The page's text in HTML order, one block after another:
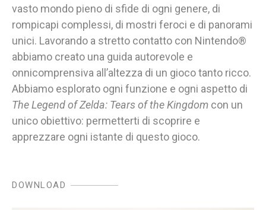
vasto mondo pieno di sfide di ogni genere, di
rompicapi complessi, di mostri feroci e di panorami
unici. Lavorando a stretto contatto con Nintendo®
abbiamo creato una guida autorevole e
onnicomprensiva all’altezza di un gioco tanto ricco.
Abbiamo esplorato ogni funzione e ogni aspetto di
The Legend of Zelda: Tears of the Kingdom con un
unico obiettivo: permetterti di scoprire e
apprezzare ogni istante di questo gioco.
DOWNLOAD